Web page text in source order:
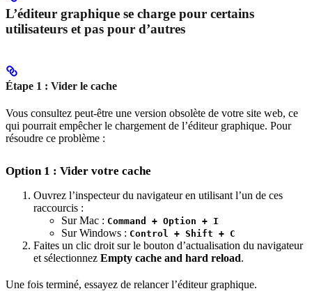
L’éditeur graphique se charge pour certains
utilisateurs et pas pour d’autres
Étape 1 : Vider le cache
Vous consultez peut-être une version obsolète de votre site web, ce
qui pourrait empêcher le chargement de l’éditeur graphique. Pour
résoudre ce problème :
Option 1 : Vider votre cache
Ouvrez l’inspecteur du navigateur en utilisant l’un de ces
raccourcis :
Sur Mac : Command + Option + I
Sur Windows : Control + Shift + C
Faites un clic droit sur le bouton d’actualisation du navigateur
et sélectionnez Empty cache and hard reload.
Une fois terminé, essayez de relancer l’éditeur graphique.